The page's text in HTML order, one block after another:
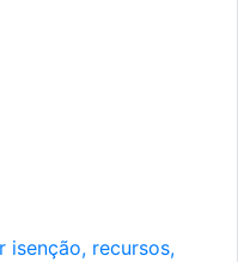
isenção, recursos,